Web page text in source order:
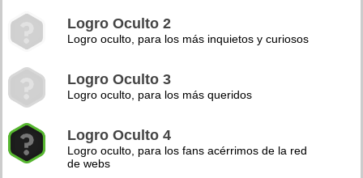
Logro Oculto 2
Logro oculto, para los más inquietos y curiosos
Logro Oculto 3
Logro oculto, para los más queridos
Logro Oculto 4
Logro oculto, para los fans acérrimos de la red
de webs